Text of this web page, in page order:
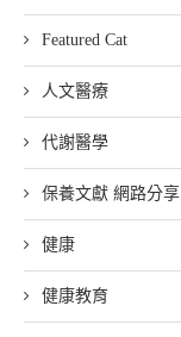
Featured Cat
人文醫療
代謝醫學
保養文獻 網路分享
健康
健康教育